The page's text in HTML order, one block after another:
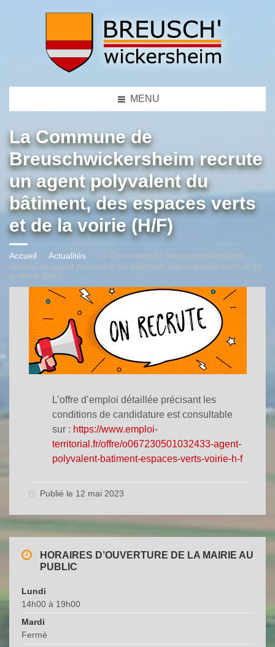
MENU
La Commune de
Breuschwickersheim recrute
un agent polyvalent du
bâtiment, des espaces verts
et de la voirie (H/F)
Accueil Actualités
La Commune de Breuschwickersheim
recrute un agent polyvalent du bâtiment, des espaces verts et de
la voirie (H/F)
L’offre d’emploi détaillée précisant les
conditions de candidature est consultable
sur : https://www.emploi-
territorial.fr/offre/o067230501032433-agent-
polyvalent-batiment-espaces-verts-voirie-h-f
Publié le 12 mai 2023
HORAIRES D’OUVERTURE DE LA MAIRIE AU
PUBLIC
Lundi
14h00 à 19h00
Mardi
Fermé